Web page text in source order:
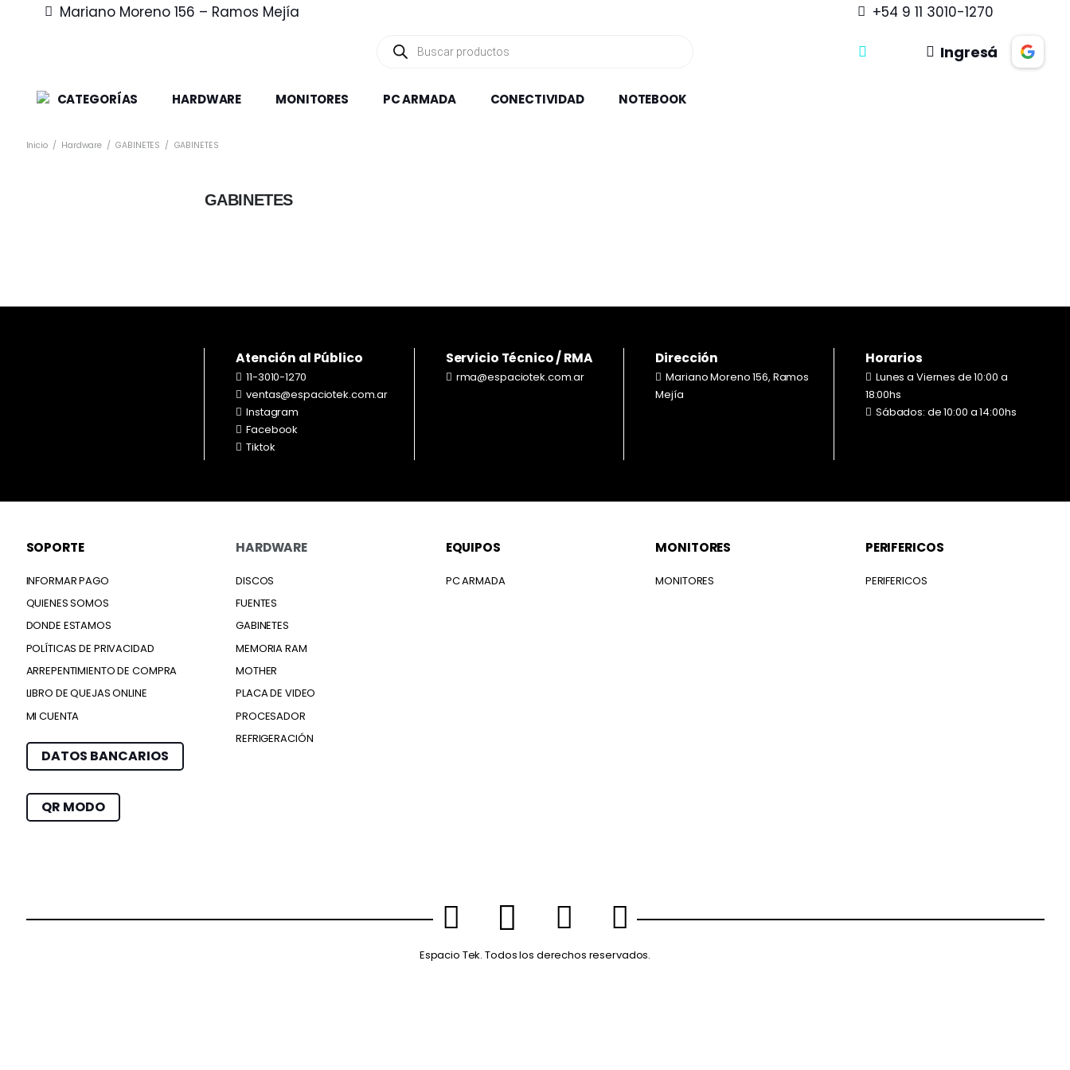
Mariano Moreno 156 – Ramos Mejía +54 9 11 3010-1270
productos Ingresá
CATEGORÍAS HARDWARE MONITORES PC ARMADA CONECTIVIDAD NOTEBOOK
Inicio / Hardware / GABINETES / GABINETES
GABINETES
Atención al Público
11-3010-1270
ventas@espaciotek.com.ar
Instagram
Facebook
Tiktok
Servicio Técnico / RMA
rma@espaciotek.com.ar
Dirección
Mariano Moreno 156, Ramos
Mejía
Horarios
Lunes a Viernes de 10:00 a
18:00hs
Sábados: de 10:00 a 14:00hs
SOPORTE
INFORMAR PAGO
QUIENES SOMOS
DONDE ESTAMOS
POLÍTICAS DE PRIVACIDAD
ARREPENTIMIENTO DE COMPRA
LIBRO DE QUEJAS ONLINE
MI CUENTA
DATOS BANCARIOS
QR MODO
HARDWARE
DISCOS
FUENTES
GABINETES
MEMORIA RAM
MOTHER
PLACA DE VIDEO
PROCESADOR
REFRIGERACIÓN
EQUIPOS
PC ARMADA
MONITORES
MONITORES
PERIFERICOS
PERIFERICOS
Espacio Tek. Todos los derechos reservados.